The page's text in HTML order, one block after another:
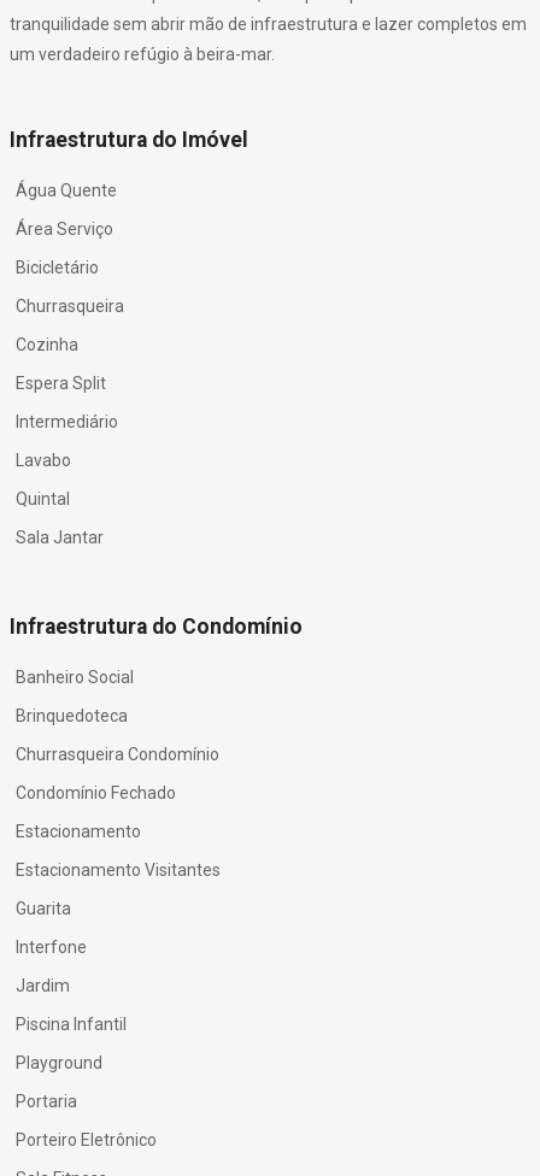
tranquilidade sem abrir mão de infraestrutura e lazer completos em
um verdadeiro refúgio à beira-mar.
Infraestrutura do Imóvel
Água Quente
Área Serviço
Bicicletário
Churrasqueira
Cozinha
Espera Split
Intermediário
Lavabo
Quintal
Sala Jantar
Infraestrutura do Condomínio
Banheiro Social
Brinquedoteca
Churrasqueira Condomínio
Condomínio Fechado
Estacionamento
Estacionamento Visitantes
Guarita
Interfone
Jardim
Piscina Infantil
Playground
Portaria
Porteiro Eletrônico